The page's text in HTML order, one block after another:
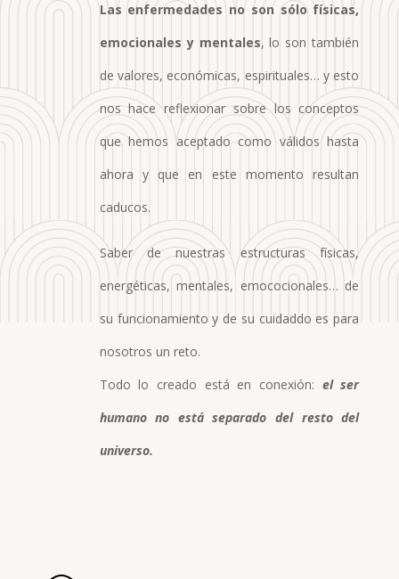
Las enfermedades no son sólo físicas,
emocionales y mentales, lo son también
de valores, económicas, espirituales… y esto
nos hace reflexionar sobre los conceptos
que hemos aceptado como válidos hasta
ahora y que en este momento resultan
caducos.
Saber de nuestras estructuras físicas,
energéticas, mentales, emococionales… de
su funcionamiento y de su cuidaddo es para
nosotros un reto.
Todo lo creado está en conexión: el ser
humano no está separado del resto del
universo.